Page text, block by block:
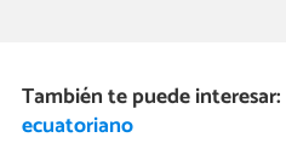
También te puede interesar:
ecuatoriano